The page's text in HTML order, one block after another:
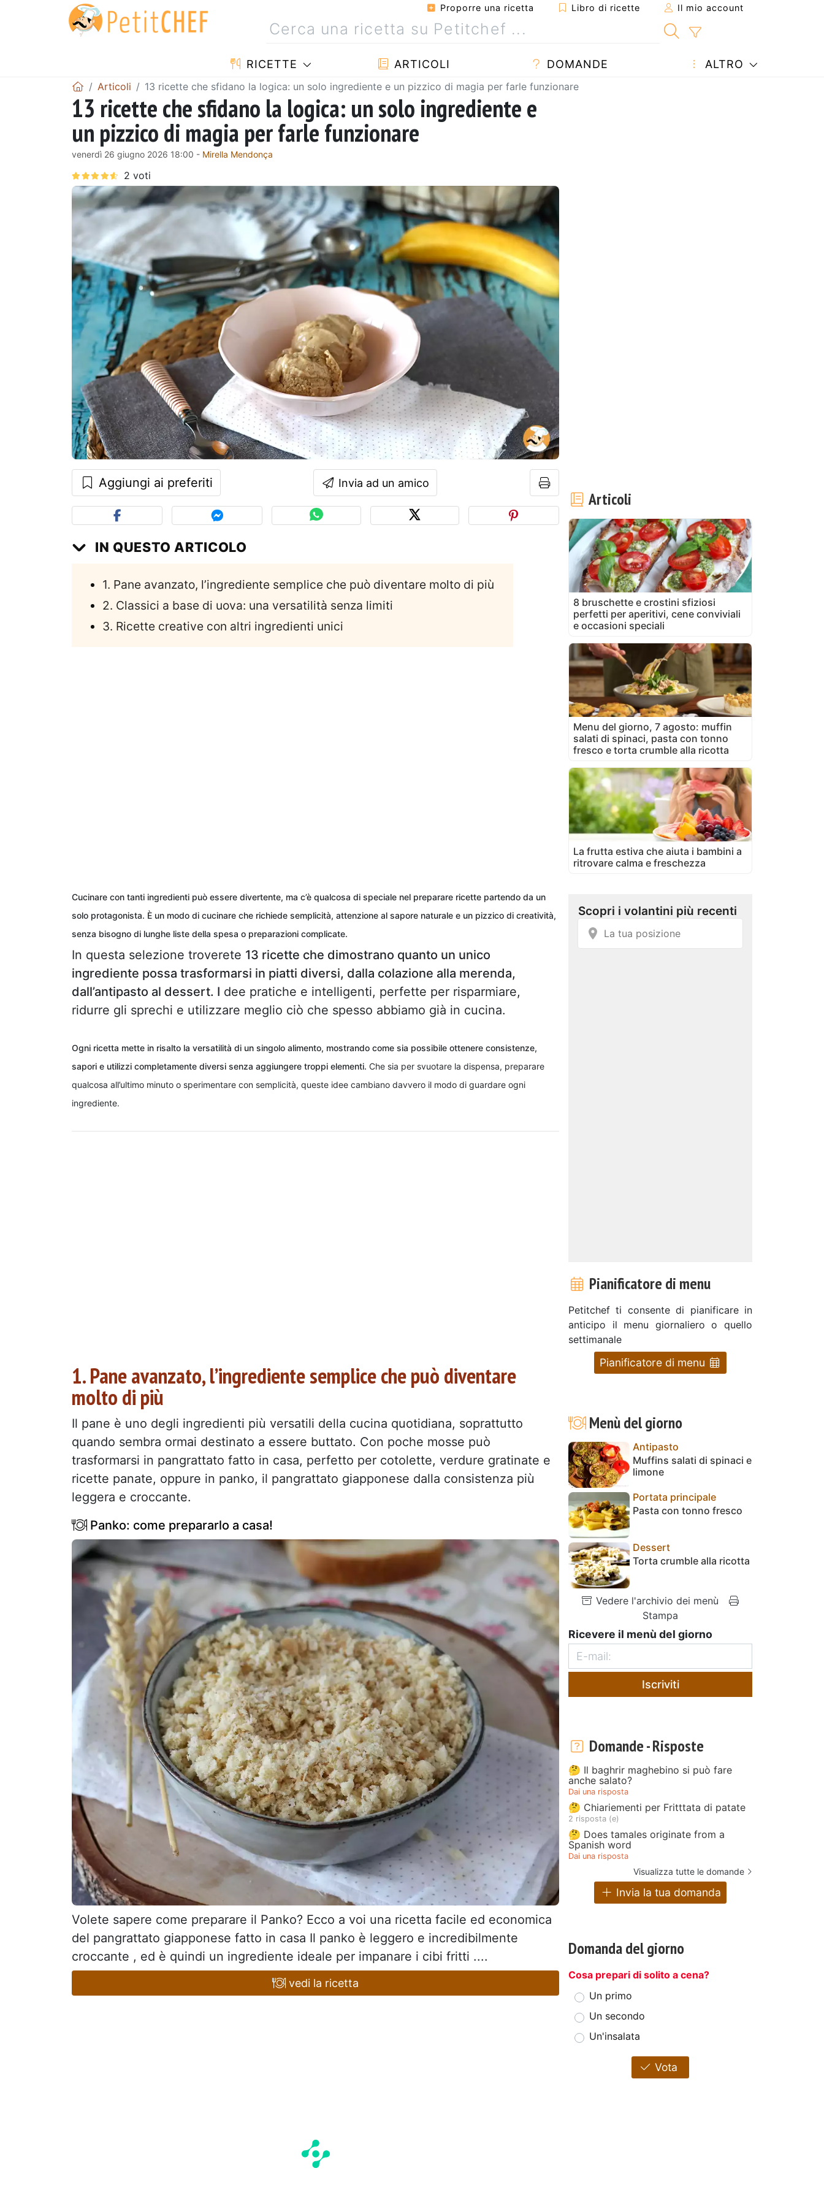
Proporre una ricetta Libro di ricette Il mio account
RICETTE ARTICOLI DOMANDE ALTRO
Articoli 13 ricette che sfidano la logica: un solo ingrediente e un pizzico di magia per farle funzionare
13 ricette che sfidano la logica: un solo ingrediente e
un pizzico di magia per farle funzionare
venerdì 26 giugno 2026 18:00 - Mirella Mendonça
Aggiungi ai preferiti Invia ad un amico
IN QUESTO ARTICOLO
1. Pane avanzato, l’ingrediente semplice che può diventare molto di più
2. Classici a base di uova: una versatilità senza limiti
3. Ricette creative con altri ingredienti unici
Cucinare con tanti ingredienti può essere divertente, ma c’è qualcosa di speciale nel preparare ricette partendo da un
solo protagonista. È un modo di cucinare che richiede semplicità, attenzione al sapore naturale e un pizzico di creatività,
senza bisogno di lunghe liste della spesa o preparazioni complicate.
In questa selezione troverete 13 ricette che dimostrano quanto un unico
ingrediente possa trasformarsi in piatti diversi, dalla colazione alla merenda,
dall’antipasto al dessert. I dee pratiche e intelligenti, perfette per risparmiare,
ridurre gli sprechi e utilizzare meglio ciò che spesso abbiamo già in cucina.
Ogni ricetta mette in risalto la versatilità di un singolo alimento, mostrando come sia possibile ottenere consistenze,
sapori e utilizzi completamente diversi senza aggiungere troppi elementi. Che sia per svuotare la dispensa, preparare
qualcosa all’ultimo minuto o sperimentare con semplicità, queste idee cambiano davvero il modo di guardare ogni
ingrediente.
1. Pane avanzato, l’ingrediente semplice che può diventare
molto di più
Il pane è uno degli ingredienti più versatili della cucina quotidiana, soprattutto
quando sembra ormai destinato a essere buttato. Con poche mosse può
trasformarsi in pangrattato fatto in casa, perfetto per cotolette, verdure gratinate e
ricette panate, oppure in panko, il pangrattato giapponese dalla consistenza più
leggera e croccante.
Panko: come prepararlo a casa!
Volete sapere come preparare il Panko? Ecco a voi una ricetta facile ed economica
del pangrattato giapponese fatto in casa Il panko è leggero e incredibilmente
croccante , ed è quindi un ingrediente ideale per impanare i cibi fritti ....
vedi la ricetta
Articoli
8 bruschette e crostini sfiziosi
perfetti per aperitivi, cene conviviali
e occasioni speciali
Menu del giorno, 7 agosto: muffin
salati di spinaci, pasta con tonno
fresco e torta crumble alla ricotta
La frutta estiva che aiuta i bambini a
ritrovare calma e freschezza
Pianificatore di menu
Petitchef ti consente di pianificare in
anticipo il menu giornaliero o quello
settimanale
Pianificatore di menu
Menù del giorno
Antipasto
Muffins salati di spinaci e
limone
Portata principale
Pasta con tonno fresco
Dessert
Torta crumble alla ricotta
Vedere l'archivio dei menù
Stampa
Ricevere il menù del giorno
Iscriviti
Domande - Risposte
🤔 Il baghrir maghebino si può fare
anche salato?
Dai una risposta
🤔 Chiariementi per Fritttata di patate
2 risposta (e)
🤔 Does tamales originate from a
Spanish word
Dai una risposta
Visualizza tutte le domande
Invia la tua domanda
Domanda del giorno
Cosa prepari di solito a cena?
Un primo
Un secondo
Un'insalata
Vota